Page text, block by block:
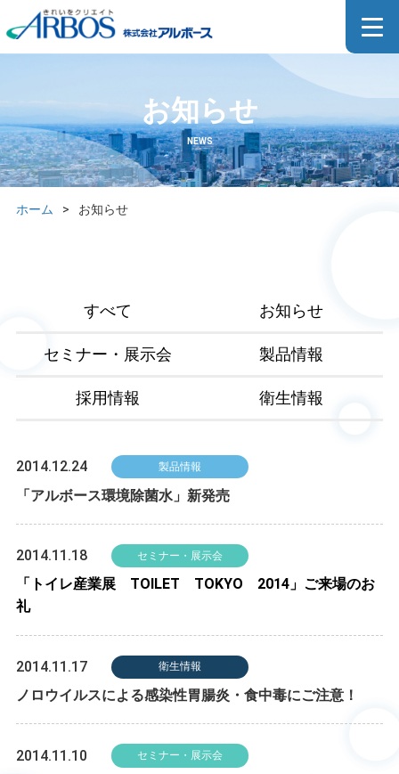
お知らせ
NEWS
ホーム > お知らせ
すべて お知らせ
セミナー・展示会 製品情報
採用情報 衛生情報
2014.12.24 製品情報
「アルボース環境除菌水」新発売
2014.11.18 セミナー・展示会
「トイレ産業展 TOILET TOKYO 2014」ご来場のお
礼
2014.11.17 衛生情報
ノロウイルスによる感染性胃腸炎・食中毒にご注意！
2014.11.10 セミナー・展示会